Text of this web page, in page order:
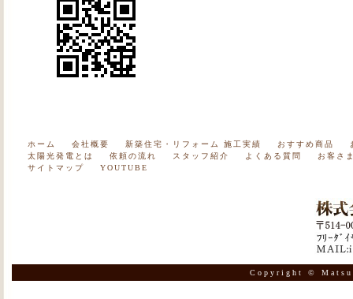
ホーム 会社概要 新築住宅・リフォーム 施工実績 おすすめ商品
太陽光発電とは
依頼の流れ スタッフ紹介 よくある質問
お客さ
サイトマップ
YOUTUBE
Copyright ©